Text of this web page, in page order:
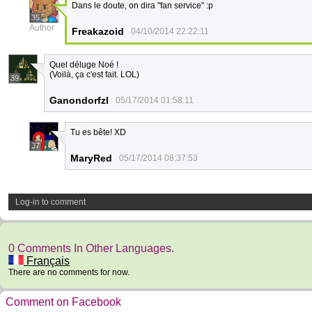
35
Author
Dans le doute, on dira "fan service" :p
Freakazoid 04/10/2014 22:22:11
39
Quel déluge Noé !
(Voilà, ça c'est fait. LOL)
Ganondorfzl 05/17/2014 01:58:11
37
Tu es bête! XD
MaryRed 05/17/2014 08:37:53
Log-in to comment
0 Comments In Other Languages.
Français
There are no comments for now.
Comment on Facebook